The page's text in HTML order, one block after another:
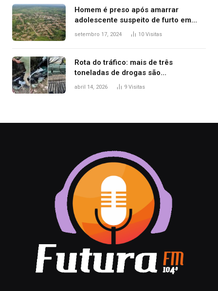
Homem é preso após amarrar
adolescente suspeito de furto em
estaca de cerca e agredi-lo
setembro 17, 2024 10 Visitas
Rota do tráfico: mais de três
toneladas de drogas são
apreendidas no TO em três meses
abril 14, 2026 9 Visitas